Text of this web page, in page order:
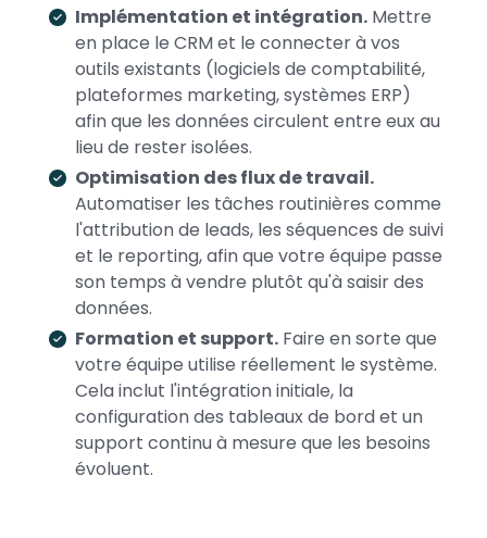
Implémentation et intégration. Mettre
en place le CRM et le connecter à vos
outils existants (logiciels de comptabilité,
plateformes marketing, systèmes ERP)
afin que les données circulent entre eux au
lieu de rester isolées.
Optimisation des flux de travail.
Automatiser les tâches routinières comme
l'attribution de leads, les séquences de suivi
et le reporting, afin que votre équipe passe
son temps à vendre plutôt qu'à saisir des
données.
Formation et support. Faire en sorte que
votre équipe utilise réellement le système.
Cela inclut l'intégration initiale, la
configuration des tableaux de bord et un
support continu à mesure que les besoins
évoluent.